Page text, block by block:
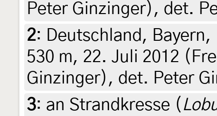
Peter Ginzinger), det.
2: Deutschland,
530 m, 22. Juli 2012
Ginzinger), det. Peter
3: an Strandkresse (